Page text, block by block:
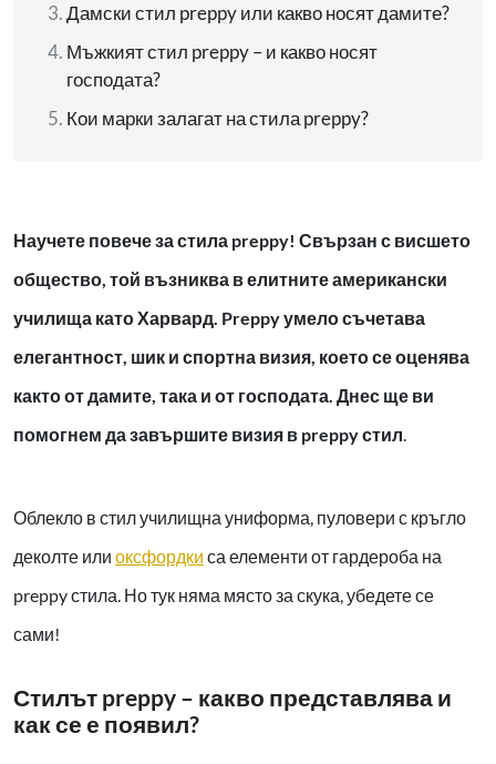
Дамски стил preppy или какво носят дамите?
Мъжкият стил preppy – и какво носят
господата?
Кои марки залагат на стила preppy?
Научете повече за стила preppy! Свързан с висшето
общество, той възниква в елитните американски
училища като Харвард. Preppy умело съчетава
елегантност, шик и спортна визия, което се оценява
както от дамите, така и от господата. Днес ще ви
помогнем да завършите визия в preppy стил.
Облекло в стил училищна униформа, пуловери с кръгло
деколте или оксфордки са елементи от гардероба на
preppy стила. Но тук няма място за скука, убедете се
сами!
Стилът preppy – какво представлява и
как се е появил?